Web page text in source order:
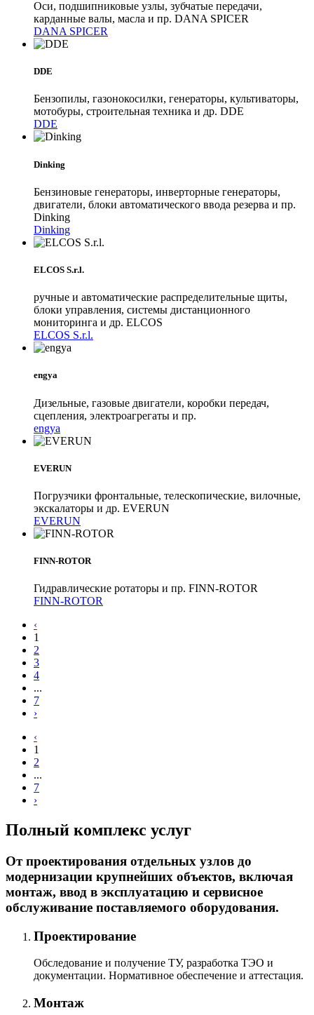
Оси, подшипниковые узлы, зубчатые передачи,
карданные валы, масла и пр. DANA SPICER
DANA SPICER
DDE
Бензопилы, газонокосилки, генераторы, культиваторы,
мотобуры, строительная техника и др. DDE
DDE
Dinking
Бензиновые генераторы, инверторные генераторы,
двигатели, блоки автоматического ввода резерва и пр.
Dinking
Dinking
ELCOS S.r.l.
ручные и автоматические распределительные щиты,
блоки управления, системы дистанционного
мониторинга и др. ELCOS
ELCOS S.r.l.
engya
Дизельные, газовые двигатели, коробки передач,
сцепления, электроагрегаты и пр.
engya
EVERUN
Погрузчики фронтальные, телескопические, вилочные,
экскалаторы и др. EVERUN
EVERUN
FINN-ROTOR
Гидравлические ротаторы и пр. FINN-ROTOR
FINN-ROTOR
‹
1
2
3
4
...
7
›
‹
1
2
...
7
›
Полный комплекс услуг
От проектирования отдельных узлов до
модернизации крупнейших объектов, включая
монтаж, ввод в эксплуатацию и сервисное
обслуживание поставляемого оборудования.
Проектирование
Обследование и получение ТУ, разработка ТЭО и
документации. Нормативное обеспечение и аттестация.
Монтаж